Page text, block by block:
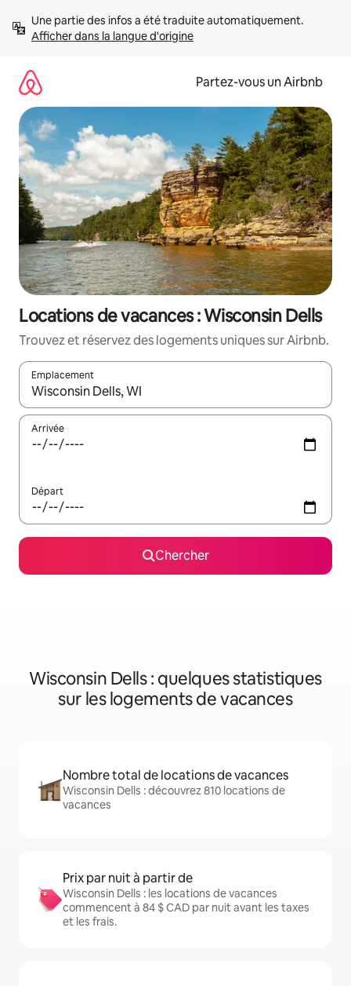
directement
Afficher dans la langue d'origine
Partez-vous un Airbnb
Locations de vacances : Wisconsin Dells
Trouvez et réservez des logements uniques sur Airbnb.
Emplacement
Quand les résultats sont affichés, parcourez-les en utilisant
Arrivée
Départ
Chercher
Wisconsin Dells : quelques statistiques
sur les logements de vacances
Nombre total de locations de vacances
Wisconsin Dells : découvrez 810 locations de
vacances
Prix par nuit à partir de
Wisconsin Dells : les locations de vacances
commencent à 84 $ CAD par nuit avant les taxes
et les frais.